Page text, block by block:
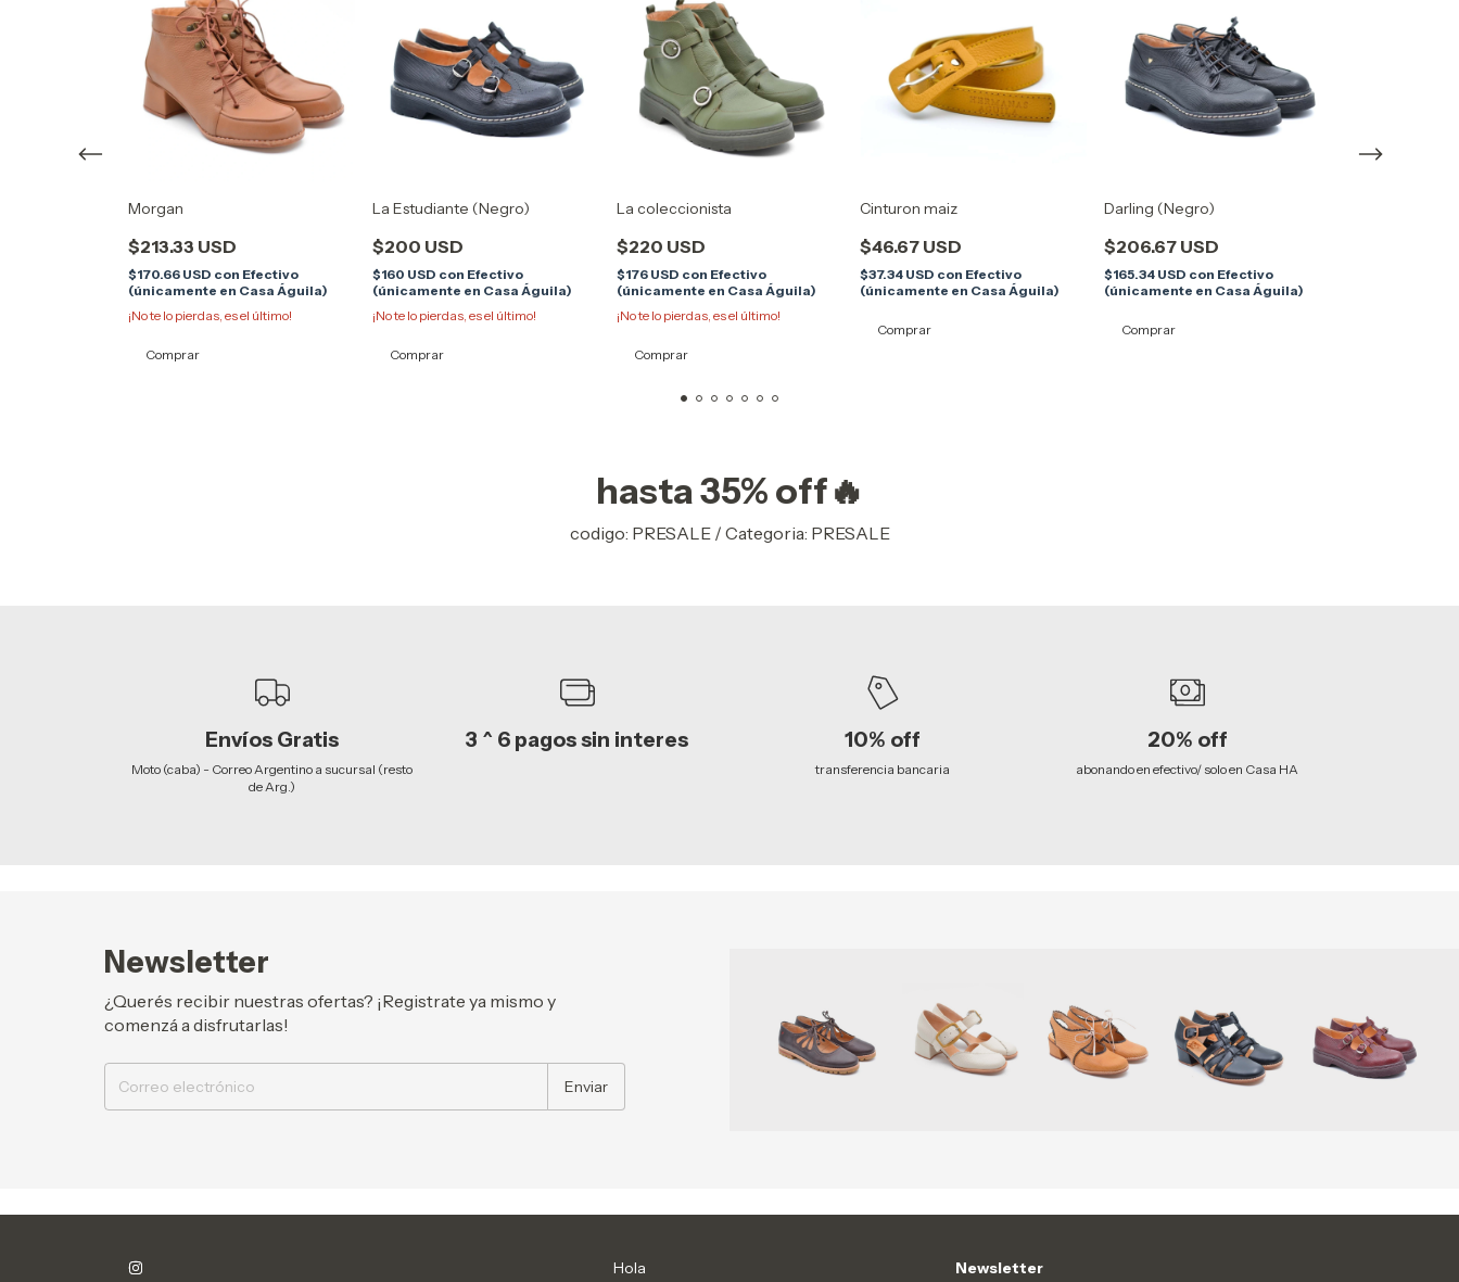
Morgan
$213.33 USD
$170.66 USD con Efectivo
(únicamente en Casa Águila)
¡No te lo pierdas, es el último!
Comprar
La Estudiante (Negro)
$200 USD
$160 USD con Efectivo
(únicamente en Casa Águila)
¡No te lo pierdas, es el último!
Comprar
La coleccionista
$220 USD
$176 USD con Efectivo
(únicamente en Casa Águila)
¡No te lo pierdas, es el último!
Comprar
Cinturon maiz
$46.67 USD
$37.34 USD con Efectivo
(únicamente en Casa Águila)
Comprar
Darling (Negro)
$206.67 USD
$165.34 USD con Efectivo
(únicamente en Casa Águila)
Comprar
hasta 35% off🔥
codigo: PRESALE / Categoria: PRESALE
Envíos Gratis
Moto (caba) - Correo Argentino a sucursal (resto
de Arg.)
3 ^ 6 pagos sin interes 10% off
transferencia bancaria
20% off
abonando en efectivo/ solo en Casa HA
Newsletter
¿Querés recibir nuestras ofertas? ¡Registrate ya mismo y
comenzá a disfrutarlas!
Hola Newsletter